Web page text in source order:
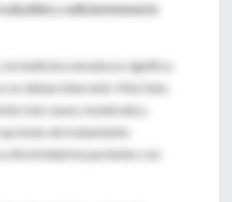
y suficientemente
la medicina sensata no significa
no deban intervenir. Más bien,
más suave, moderada y
de tratamiento
efectividad en pacientes con